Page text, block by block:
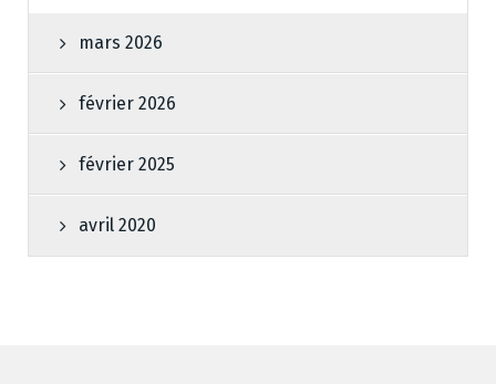
mars 2026
février 2026
février 2025
avril 2020